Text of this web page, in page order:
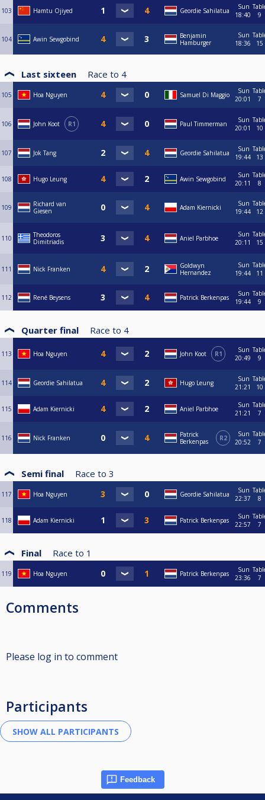
103 Hamtu Ojiyed Geordie Sahilatua
Sun
18:40
9
104 Awin Sewgobind
Benjamin
Hamburger
Sun
18:36
15
Last sixteen Race to 4
105 Hoa Nguyen Samuel Di Maggio
Sun
20:01
7
106 John Koot R1 Paul Timmerman
Sun
20:01
10
107 Jok Tang Geordie Sahilatua
Sun
19:44
13
108 Hugo Leung Awin Sewgobind
Sun
20:11
8
109
Richard van
Giesen
Adam Kiernicki
Sun
19:44
12
110
Theodoros
Dimitriadis
Aniel Parbhoe
Sun
20:11
15
111 Nick Franken
Goldwyn
Hernandez
Sun
19:44
11
112 René Beysens Patrick Berkenpas
Sun
19:44
9
Quarter final Race to 4
113 Hoa Nguyen John Koot R1
Sun
20:49
9
114 Geordie Sahilatua Hugo Leung
Sun
21:21
10
115 Adam Kiernicki Aniel Parbhoe
Sun
21:21
7
116 Nick Franken
Patrick
Berkenpas
R2
Sun
20:52
7
Semi final Race to 3
117 Hoa Nguyen Geordie Sahilatua
Sun
22:37
8
118 Adam Kiernicki Patrick Berkenpas
Sun
22:57
7
Final Race to 1
119 Hoa Nguyen Patrick Berkenpas
Sun
23:36
7
Comments
Please log in to comment
Participants
Feedback